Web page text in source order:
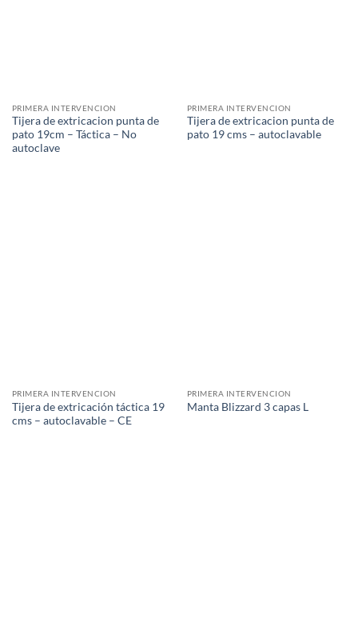
PRIMERA INTERVENCION
Tijera de extricacion punta de
pato 19cm – Táctica – No
autoclave
PRIMERA INTERVENCION
Tijera de extricacion punta de
pato 19 cms – autoclavable
PRIMERA INTERVENCION
Tijera de extricación táctica 19
cms – autoclavable – CE
PRIMERA INTERVENCION
Manta Blizzard 3 capas L